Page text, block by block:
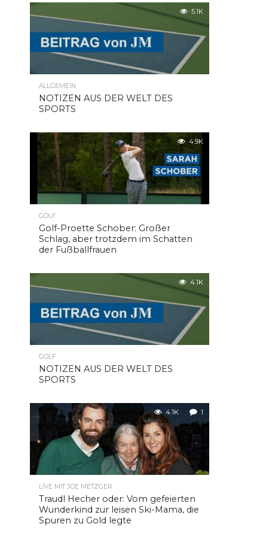
5.1K
ALLGEMEIN
NOTIZEN AUS DER WELT DES
SPORTS
4.9K
GOLF
Golf-Proette Schober: Großer
Schlag, aber trotzdem im Schatten
der Fußballfrauen
4.1K
GOLF
NOTIZEN AUS DER WELT DES
SPORTS
4.1K 1
LIVE MIT JOE METZGER
Traudl Hecher oder: Vom gefeierten
Wunderkind zur leisen Ski-Mama, die
Spuren zu Gold legte